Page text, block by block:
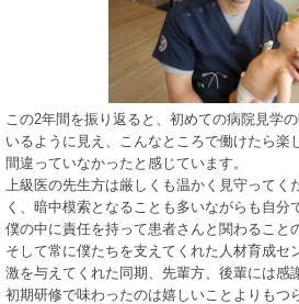
この2年間を振り返ると、初めての病院見学
いるように見え、こんなところで働けたら楽
間違っていなかったと感じています。
上級医の先生方は厳しくも温かく見守ってく
く、暗中模索となることも多いながらも自分
僕の中に責任を持って患者さんと関わること
そして常に僕たちを支えてくれた人材育成セ
激を与えてくれた同期、先輩方、後輩には感
初期研修で味わったのは嬉しいことよりもつ